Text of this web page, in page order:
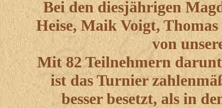
Bei den diesjährigen
Heise, Maik Voigt,
von
Mit 82 Teilnehmern
ist das Turnier
besser besetzt, als in